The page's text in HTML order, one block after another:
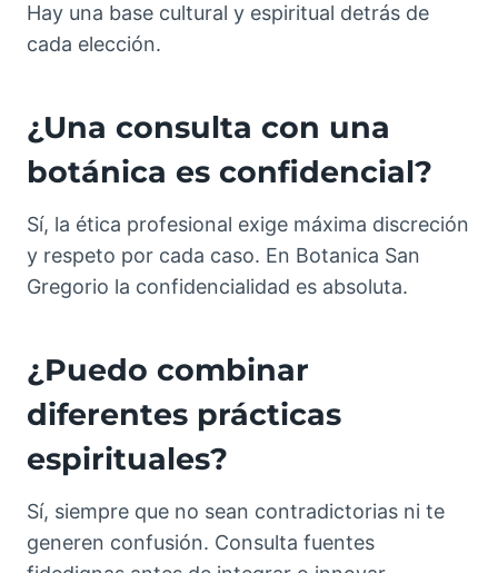
Hay una base cultural y espiritual detrás de
cada elección.
¿Una consulta con una
botánica es confidencial?
Sí, la ética profesional exige máxima discreción
y respeto por cada caso. En Botanica San
Gregorio la confidencialidad es absoluta.
¿Puedo combinar
diferentes prácticas
espirituales?
Sí, siempre que no sean contradictorias ni te
generen confusión. Consulta fuentes